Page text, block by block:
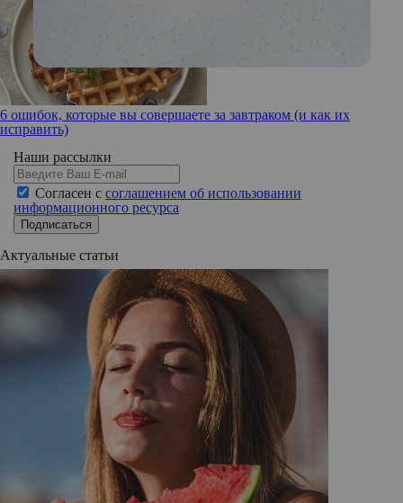
6 ошибок, которые вы совершаете за завтраком (и как их
исправить)
Наши рассылки
Согласен с соглашением об использовании
информационного ресурса
Подписаться
Актуальные статьи